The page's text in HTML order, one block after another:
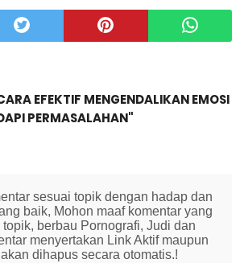
EFEKTIF MENGENDALIKAN EMOSI
PERMASALAHAN"
sesuai topik dengan hadap dan
baik, Mohon maaf komentar yang
berbau Pornografi, Judi dan
menyertakan Link Aktif maupun
dihapus secara otomatis.!